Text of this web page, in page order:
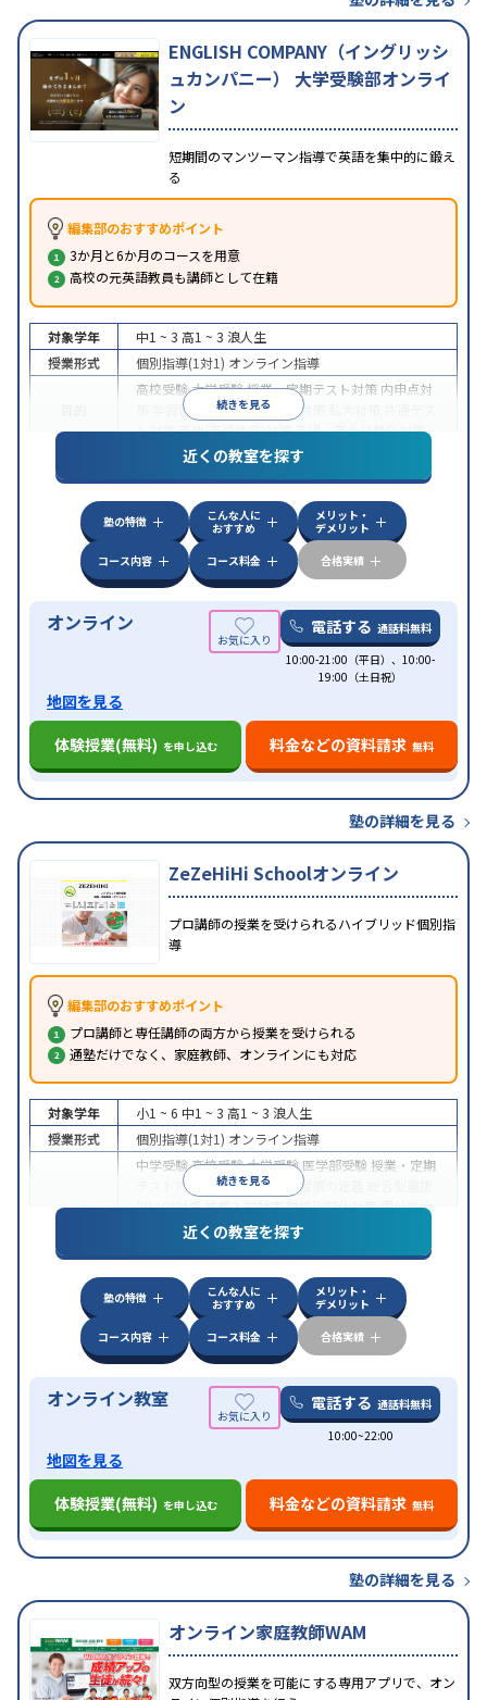
ENGLISH COMPANY（イングリッシ
ュカンパニー） 大学受験部オンライ
ン
短期間のマンツーマン指導で英語を集中的に鍛え
る
編集部のおすすめポイント
3か月と6か月のコースを用意
高校の元英語教員も講師として在籍
続きを見る
対象学年 中1 ~ 3 高1 ~ 3 浪人生
授業形式
個別指導(1対1) オンライン指導
高校受験大学受験授業・定期テスト対策 内申点対
学習習慣の定着国公立大対策
ト対策英検(英語検定)対策英語・英会話特化対策
特徴
中高一貫校生に対応授業の振替可能
学習にPC・タブレットを利用オンライン対応1
科目から受講可能
近くの教室を探す
塾の特徴
こんな人に
おすすめ
メリット・
デメリット
コース内容
コース料金 合格実績
オンライン 電話する 通話料無料
10:00-21:00（平日）、10:00-
19:00（土日祝）
地図を見る
体験授業(無料) を申し込む 料金などの資料請求 無料
塾の詳細を見る
ZeZeHiHi Schoolオンライン
プロ講師の授業を受けられるハイブリッド個別指
導
編集部のおすすめポイント
プロ講師と専任講師の両方から授業を受けられる
通塾だけでなく、家庭教師、オンラインにも対応
続きを見る
対象学年 小1 ~ 6 中1 ~ 3 高1 ~ 3 浪人生
授業形式
個別指導(1対1) オンライン指導
中学受験高校受験大学受験 医学部受験 授業・定期
テスト対策
内申点対策 学習習慣の定着
(旧AO)対策推薦入試対策学校別特化対策国公立大
私大対策共通テスト対策
英語・英会話特化
特徴
中高一貫校生に対応授業の振替可能 不登校生に対
オンライン対応 1科目から受講可能季節講習の
みの受講可
自習室あり
近くの教室を探す
塾の特徴
こんな人に
おすすめ
メリット・
デメリット
コース内容
コース料金 合格実績
オンライン教室 電話する 通話料無料
10:00~22:00
地図を見る
体験授業(無料) を申し込む 料金などの資料請求 無料
塾の詳細を見る
オンライン家庭教師WAM
双方向型の授業を可能にする専用アプリで、オン